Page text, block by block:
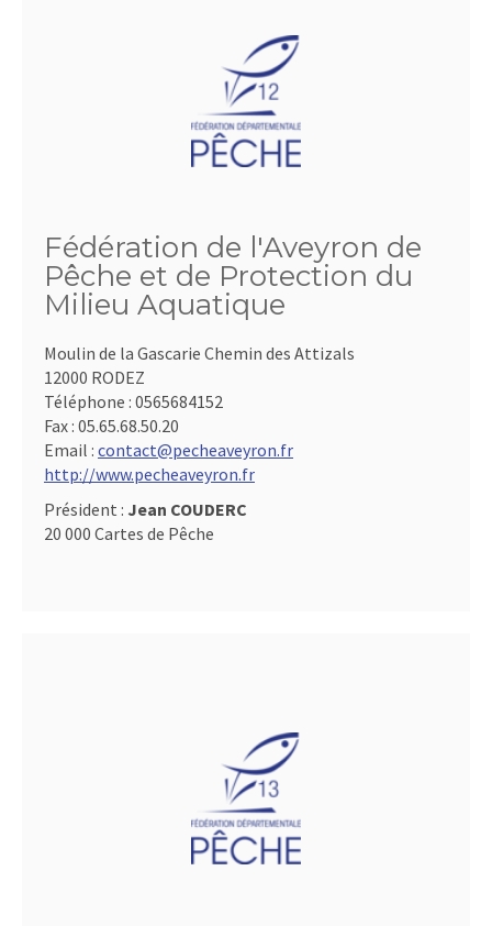
Fédération de l'Aveyron de
Pêche et de Protection du
Milieu Aquatique
Moulin de la Gascarie Chemin des Attizals
12000 RODEZ
Téléphone : 0565684152
Fax : 05.65.68.50.20
Email : contact@pecheaveyron.fr
http://www.pecheaveyron.fr
Président : Jean COUDERC
20 000 Cartes de Pêche